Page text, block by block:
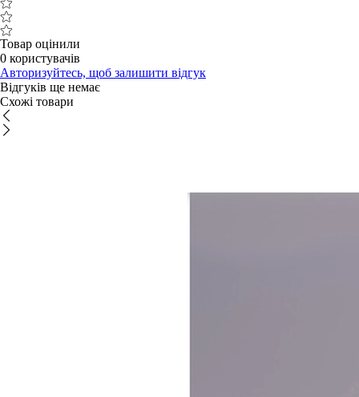
Товар оцінили
0 користувачів
Авторизуйтесь, щоб залишити відгук
Відгуків ще немає
Схожі товари